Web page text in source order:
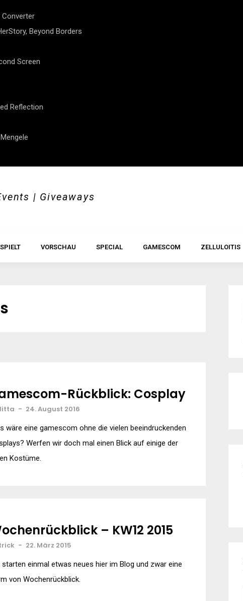
Converter
Beyond Borders
Screen
Reflection
| Giveaways
VORSCHAU SPECIAL GAMESCOM ZELLULOITIS
Rückblick: Cosplay
- 24. August 2016
wäre eine gamescom ohne die vielen beeindruckenden
Werfen wir doch mal einen Blick auf einige der
Kostüme.
– KW12 2015
- 22. März 2015
starten einmal etwas neues hier im Blog und zwar eine
von Wochenrückblick.